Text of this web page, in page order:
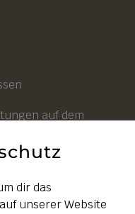
auf dem
dir das
unserer Website